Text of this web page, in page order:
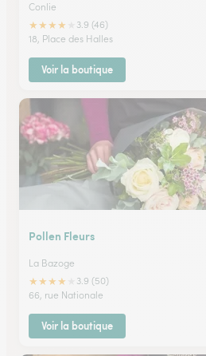
Conlie
★★★★
3.9 (46)
18, Place des Halles
Voir la boutique
Pollen Fleurs
La Bazoge
★★★★
3.9 (50)
66, rue Nationale
Voir la boutique